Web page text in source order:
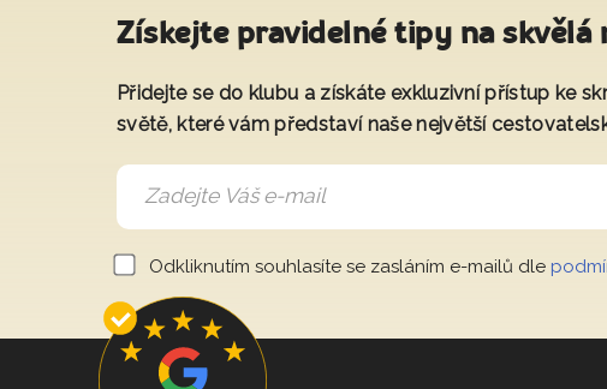
Získejte pravidelné tipy na skvělá
Přidejte se do klubu a získáte exkluzivní přístup ke
světě, které vám představí naše největší
Odkliknutím souhlasíte se zasláním e-mailů dle